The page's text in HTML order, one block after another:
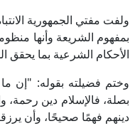
ولفت مفتي الجمهورية
بمفهوم الشريعة وأنها
الأحكام الشرعية بما يحقق
وختم فضيلته بقوله: "إن
بصلة، فالإسلام دين رحمة،
دينهم فهمًا صحيحًا، وأن